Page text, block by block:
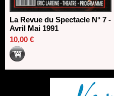
La Revue du Spectacle N° 7 -
Avril Mai 1991
10,00 €